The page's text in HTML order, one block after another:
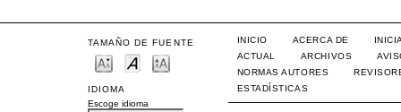
TAMAÑO DE FUENTE
IDIOMA
Escoge idioma
INICIO ACERCA DE
ACTUAL
ARCHIVOS
NORMAS AUTORES
ESTADÍSTICAS